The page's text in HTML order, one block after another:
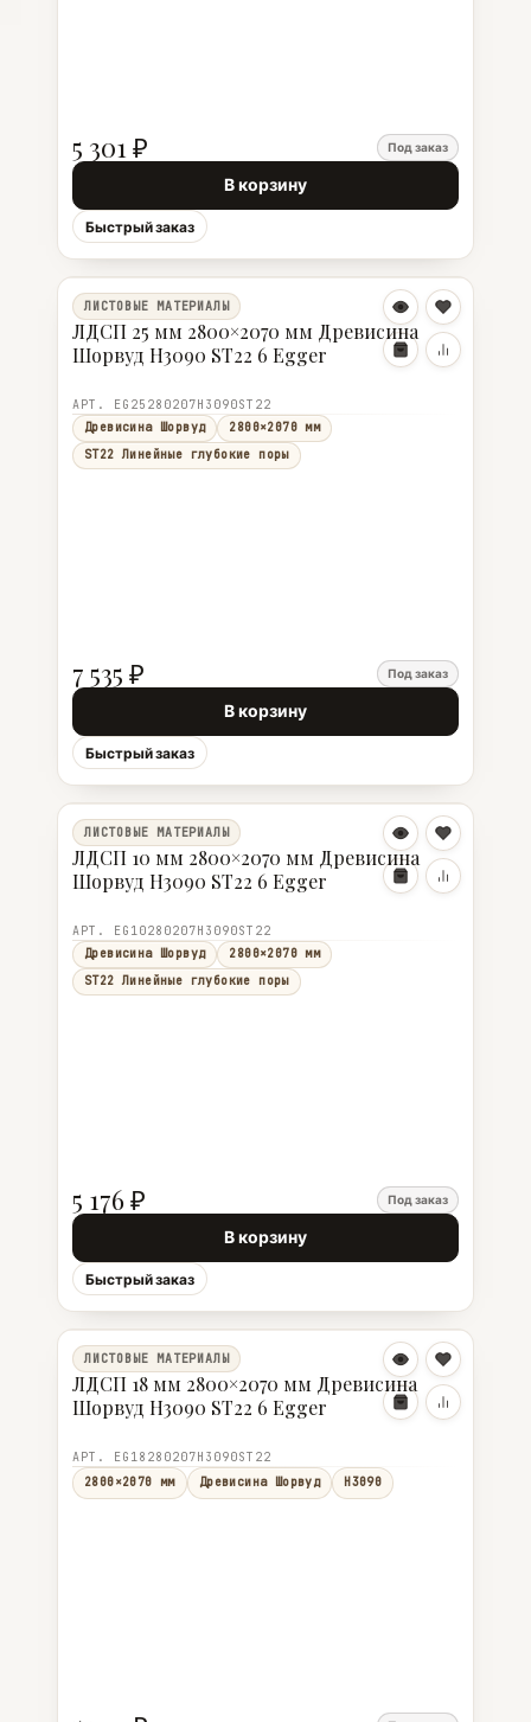
5 301 ₽ Под заказ
В корзину
Быстрый заказ
ЛИСТОВЫЕ МАТЕРИАЛЫ
ЛДСП 25 мм 2800×2070 мм Древисина
Шорвуд H3090 ST22 6 Egger
АРТ. EG25280207H3090ST22
Древисина Шорвуд
2800×2070 мм
ST22 Линейные глубокие поры
7 535 ₽ Под заказ
В корзину
Быстрый заказ
ЛИСТОВЫЕ МАТЕРИАЛЫ
ЛДСП 10 мм 2800×2070 мм Древисина
Шорвуд H3090 ST22 6 Egger
АРТ. EG10280207H3090ST22
Древисина Шорвуд
2800×2070 мм
ST22 Линейные глубокие поры
5 176 ₽ Под заказ
В корзину
Быстрый заказ
ЛИСТОВЫЕ МАТЕРИАЛЫ
ЛДСП 18 мм 2800×2070 мм Древисина
Шорвуд H3090 ST22 6 Egger
АРТ. EG18280207H3090ST22
2800×2070 мм
Древисина Шорвуд H3090